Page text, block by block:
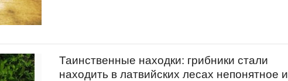
Таинственные находки: грибники стали
находить в латвийских лесах непонятное и